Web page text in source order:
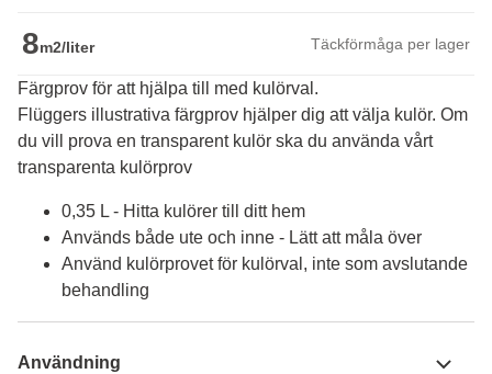
8m2/liter Täckförmåga per lager
Färgprov för att hjälpa till med kulörval.
Flüggers illustrativa färgprov hjälper dig att välja kulör. Om
du vill prova en transparent kulör ska du använda vårt
transparenta kulörprov
0,35 L - Hitta kulörer till ditt hem
Används både ute och inne - Lätt att måla över
Använd kulörprovet för kulörval, inte som avslutande
behandling
Användning